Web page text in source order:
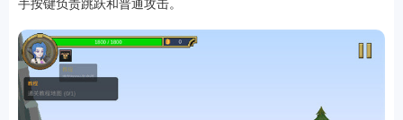
资讯
专题
手按键负责跳跃和普通攻击。